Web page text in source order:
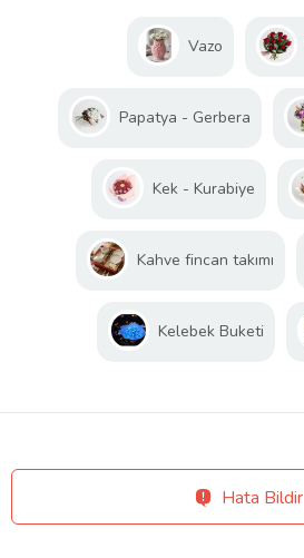
Vazo
Papatya - Gerbera
Kek - Kurabiye
Kahve fincan takımı
Kelebek Buketi
Hata Bildir